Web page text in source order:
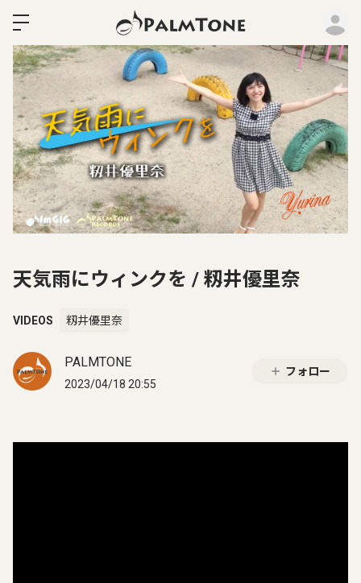
天気雨にウィンクを / 籾井優里奈
VIDEOS 籾井優里奈
PALMTONE
2023/04/18 20:55
フォロー